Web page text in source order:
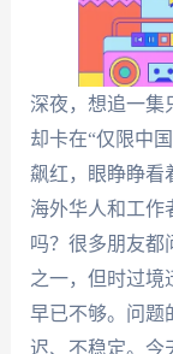
深夜，想追一集
却卡在“仅限中
飙红，眼睁睁看
海外华人和工作
吗？很多朋友都
之一，但时过境
早已不够。问题
迟、不稳定。今